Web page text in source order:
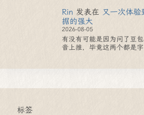
Rin 发表在 又一次体验
据的强大
2026-08-05
有没有可能是因为问了豆
音上推，毕竟这两个都是
标签